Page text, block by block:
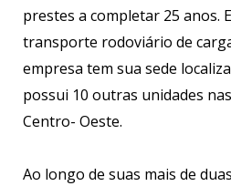
prestes a completar 25 anos.
transporte rodoviário de
empresa tem sua sede
possui 10 outras unidades
Centro- Oeste.
Ao longo de suas mais de